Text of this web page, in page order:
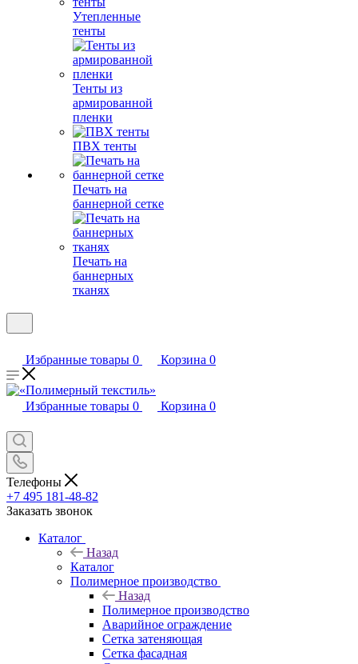
Утепленные
тенты
Тенты из
армированной
пленки
ПВХ тенты
Печать на
баннерной сетке
Печать на
баннерных
тканях
Избранные товары 0 Корзина 0
Избранные товары 0 Корзина 0
Телефоны
+7 495 181-48-82
Заказать звонок
Каталог
Назад
Каталог
Полимерное производство
Назад
Полимерное производство
Аварийное ограждение
Сетка затеняющая
Сетка фасадная